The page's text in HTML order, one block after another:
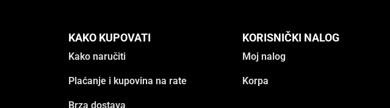
KAKO KUPOVATI
Kako naručiti
Plaćanje i kupovina na rate
Brza dostava
KORISNIČKI NALOG
Moj nalog
Korpa